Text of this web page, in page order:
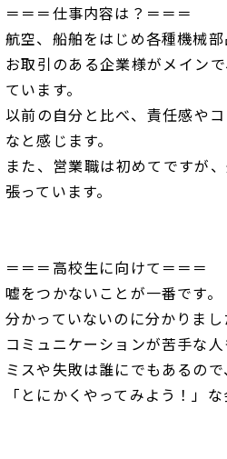
＝＝＝仕事内容は？＝＝＝
航空、船舶をはじめ各種機械
お取引のある企業様がメイン
ています。
以前の自分と比べ、責任感や
なと感じます。
また、営業職は初めてですが
張っています。
＝＝＝高校生に向けて＝＝＝
嘘をつかないことが一番です。
分かっていないのに分かりま
コミュニケーションが苦手な
ミスや失敗は誰にでもあるの
「とにかくやってみよう！」